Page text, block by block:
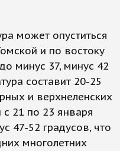
может опуститься
и по востоку
минус 37, минус 42
составит 20-25
и верхнеленских
с 21 по 23 января
47-52 градусов, что
многолетних